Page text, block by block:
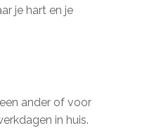
je hart en je
ander of voor
in huis.